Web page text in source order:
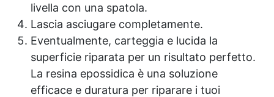
livella con una spatola.
Lascia asciugare completamente.
Eventualmente, carteggia e lucida la
superficie riparata per un risultato perfetto.
La resina epossidica è una soluzione
efficace e duratura per riparare i tuoi